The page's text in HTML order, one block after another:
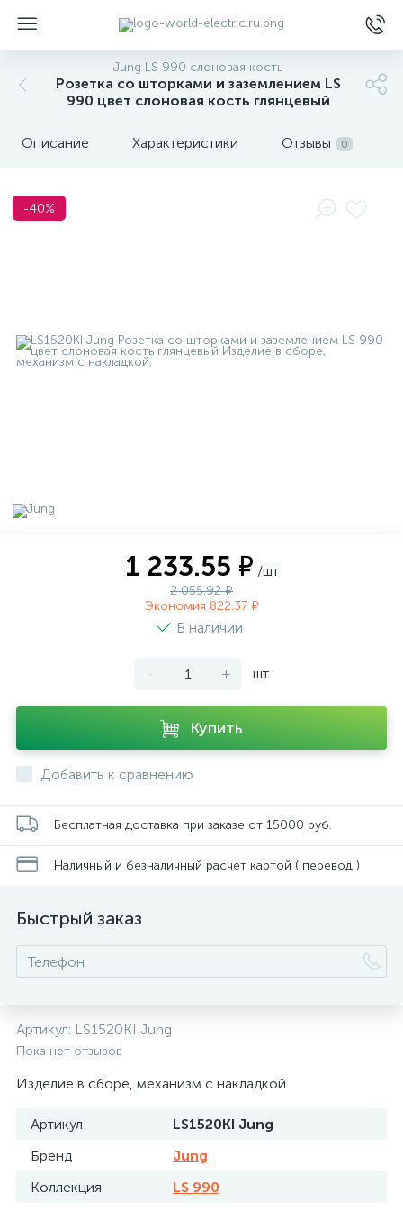
Jung LS 990 слоновая кость
Розетка со шторками и заземлением LS
990 цвет слоновая кость глянцевый
Описание Характеристики Отзывы 0
-40%
1 233.55 ₽ /шт
2 055.92 ₽
Экономия 822.37 ₽
В наличии
- + шт
Купить
Добавить к сравнению
Бесплатная доставка при заказе от 15000 руб.
Наличный и безналичный расчет картой ( перевод )
Быстрый заказ
Артикул: LS1520KI Jung
Пока нет отзывов
Изделие в сборе, механизм с накладкой.
Артикул
LS1520KI Jung
Бренд
Jung
Коллекция
LS 990